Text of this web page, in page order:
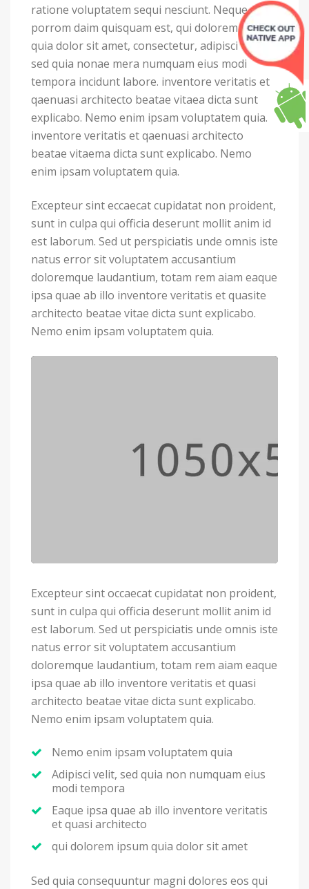
ratione voluptatem sequi nesciunt. Neque
porrom daim quisquam est, qui dolorem ipsum
quia dolor sit amet, consectetur, adipisci velit,
sed quia nonae mera numquam eius modi
tempora incidunt labore. inventore veritatis et
qaenuasi architecto beatae vitaea dicta sunt
explicabo. Nemo enim ipsam voluptatem quia.
inventore veritatis et qaenuasi architecto
beatae vitaema dicta sunt explicabo. Nemo
enim ipsam voluptatem quia.
Excepteur sint eccaecat cupidatat non proident,
sunt in culpa qui officia deserunt mollit anim id
est laborum. Sed ut perspiciatis unde omnis iste
natus error sit voluptatem accusantium
doloremque laudantium, totam rem aiam eaque
ipsa quae ab illo inventore veritatis et quasite
architecto beatae vitae dicta sunt explicabo.
Nemo enim ipsam voluptatem quia.
Excepteur sint occaecat cupidatat non proident,
sunt in culpa qui officia deserunt mollit anim id
est laborum. Sed ut perspiciatis unde omnis iste
natus error sit voluptatem accusantium
doloremque laudantium, totam rem aiam eaque
ipsa quae ab illo inventore veritatis et quasi
architecto beatae vitae dicta sunt explicabo.
Nemo enim ipsam voluptatem quia.
Nemo enim ipsam voluptatem quia
Adipisci velit, sed quia non numquam eius
modi tempora
Eaque ipsa quae ab illo inventore veritatis
et quasi architecto
qui dolorem ipsum quia dolor sit amet
Sed quia consequuntur magni dolores eos qui